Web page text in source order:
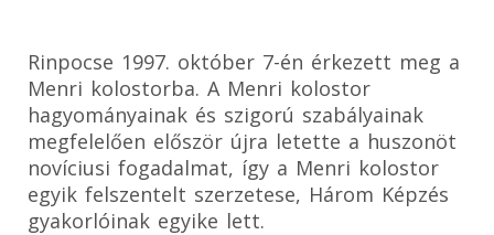
Rinpocse 1997. október 7-én érkezett meg a
Menri kolostorba. A Menri kolostor
hagyományainak és szigorú szabályainak
megfelelően először újra letette a huszonöt
novíciusi fogadalmat, így a Menri kolostor
egyik felszentelt szerzetese, Három Képzés
gyakorlóinak egyike lett.